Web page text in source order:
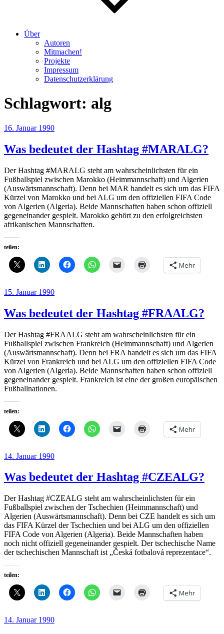
Über
Autoren
Mitmachen!
Projekte
Impressum
Datenschutzerklärung
Schlagwort: alg
Veröffentlicht
16. Januar 1990
Was bedeutet der Hashtag #MARALG?
Der Hashtag #MARALG steht am wahrscheinlichsten für ein
Fußballspiel zwischen Marokko (Heimmannschaft) und Algerien
(Auswärtsmannschaft). Denn bei MAR handelt es sich um das FIFA
Kürzel von Marokko und bei ALG um den offiziellen FIFA Code
von Algerien (Algeria). Beide Mannschaften haben schon offiziell
gegeneinander gespielt. Marokko gehört zu den erfolgreichsten
afrikanischen Mannschaften.
teilen:
Mehr
Veröffentlicht
15. Januar 1990
Was bedeutet der Hashtag #FRAALG?
Der Hashtag #FRAALG steht am wahrscheinlichsten für ein
Fußballspiel zwischen Frankreich (Heimmannschaft) und Algerien
(Auswärtsmannschaft). Denn bei FRA handelt es sich um das FIFA
Kürzel von Frankreich und bei ALG um den offiziellen FIFA Code
von Algerien (Algeria). Beide Mannschaften haben schon offiziell
gegeneinander gespielt. Frankreich ist eine der großen europäischen
Fußballnationen.
teilen:
Mehr
Veröffentlicht
14. Januar 1990
Was bedeutet der Hashtag #CZEALG?
Der Hashtag #CZEALG steht am wahrscheinlichsten für ein
Fußballspiel zwischen der Tschechien (Heimmannschaft) und
Algerien (Auswärtsmannschaft). Denn bei CZE handelt es sich um
das FIFA Kürzel der Tschechien und bei ALG um den offiziellen
FIFA Code von Algerien (Algeria). Beide Mannschaften haben
noch nicht offiziell gegeneinander gespielt. Der tschechische Name
der tschechischen Mannschaft ist „Česká fotbalová reprezentace“.
teilen:
Mehr
Veröffentlicht
14. Januar 1990